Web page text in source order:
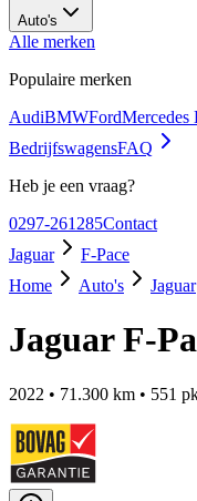
Auto's
Alle merken
Populaire merken
AudiBMWFordMercedes
BedrijfswagensFAQ
Heb je een vraag?
0297-261285Contact
Jaguar
F-Pace
Home
Auto's Jaguar
Jaguar F-
2022 • 71.300 km • 551